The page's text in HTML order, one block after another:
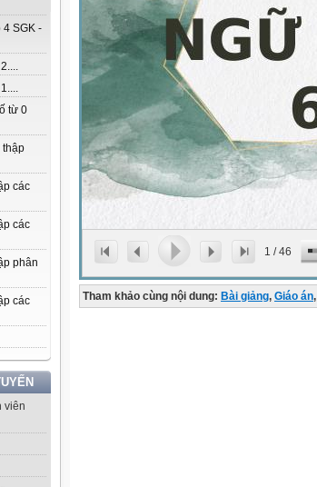
4 SGK -
từ 0
thập
các
các
phân
các
viên
1 /46
Tham khảo cùng nội dung: Bài giảng, Giáo án,